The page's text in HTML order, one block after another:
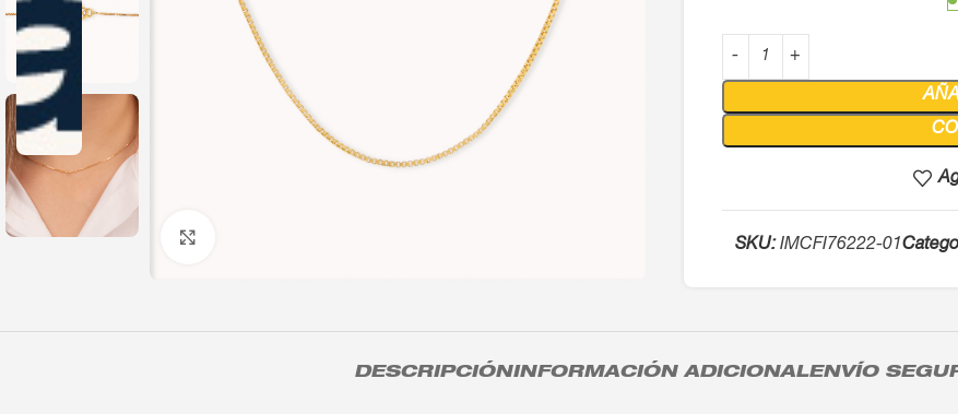
SKU:IMCFI76222-01
DESCRIPCIÓNINFORMACIÓN ADICIONALENVÍO